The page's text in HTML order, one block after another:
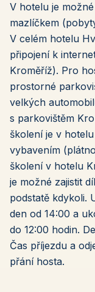
V hotelu je
mazlíčkem
V celém hotelu
připojení k
Kroměříž). Pro
prostorné
velkých
s parkovištěm
školení je v
vybavením
školení v hotelu
je možné zajistit
podstatě kdykoli.
den od 14:00 a
do 12:00 hodin.
Čas příjezdu a
přání hosta.